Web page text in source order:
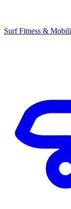
Surf Fitness &